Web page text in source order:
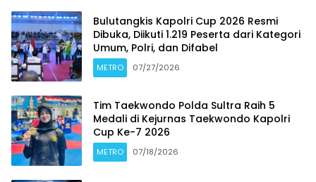
Bulutangkis Kapolri Cup 2026 Resmi
Dibuka, Diikuti 1.219 Peserta dari Kategori
Umum, Polri, dan Difabel
METRO 07/27/2026
Tim Taekwondo Polda Sultra Raih 5
Medali di Kejurnas Taekwondo Kapolri
Cup Ke-7 2026
METRO 07/18/2026